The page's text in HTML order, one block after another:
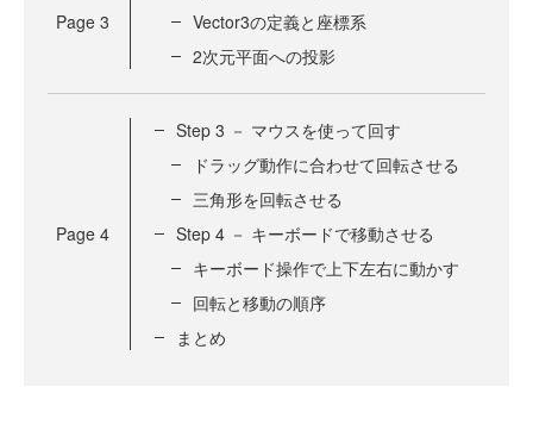
Page 3
Vector3の定義と座標系
2次元平面への投影
Page 4
Step 3 － マウスを使って回す
ドラッグ動作に合わせて回転させる
三角形を回転させる
Step 4 － キーボードで移動させる
キーボード操作で上下左右に動かす
回転と移動の順序
まとめ